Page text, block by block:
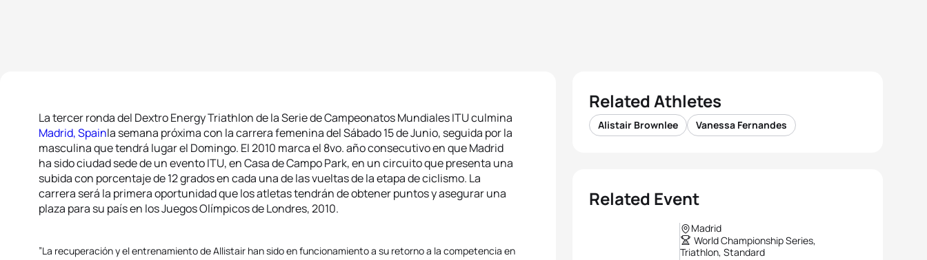
La tercer ronda del Dextro Energy Triathlon de la Serie de Campeonatos Mundiales ITU culmina
Madrid, Spainla semana próxima con la carrera femenina del Sábado 15 de Junio, seguida por la
masculina que tendrá lugar el Domingo. El 2010 marca el 8vo. año consecutivo en que Madrid
ha sido ciudad sede de un evento ITU, en Casa de Campo Park, en un circuito que presenta una
subida con porcentaje de 12 grados en cada una de las vueltas de la etapa de ciclismo. La
carrera será la primera oportunidad que los atletas tendrán de obtener puntos y asegurar una
plaza para su país en los Juegos Olímpicos de Londres, 2010.
”La recuperación y el entrenamiento de Allistair han sido en funcionamiento a su retorno a la competencia en
Related Athletes
Alistair Brownlee Vanessa Fernandes
Related Event
Madrid
World Championship Series,
Triathlon, Standard